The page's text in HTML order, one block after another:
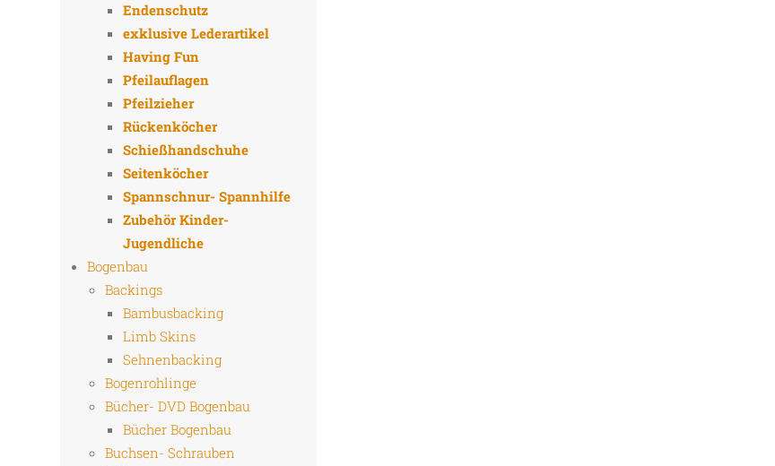
Endenschutz
exklusive Lederartikel
Having Fun
Pfeilauflagen
Pfeilzieher
Rückenköcher
Schießhandschuhe
Seitenköcher
Spannschnur- Spannhilfe
Zubehör Kinder-
Jugendliche
Bogenbau
Backings
Bambusbacking
Limb Skins
Sehnenbacking
Bogenrohlinge
Bücher- DVD Bogenbau
Bücher Bogenbau
Buchsen- Schrauben